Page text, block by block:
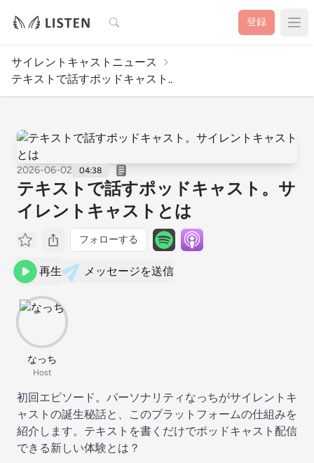
検索 登録
サイレントキャストニュース
テキストで話すポッドキャスト..
2026-06-02 04:38
テキストで話すポッドキャスト。サ
イレントキャストとは
フォローする
再生 メッセージを送信
なっち
Host
初回エピソード。パーソナリティなっちがサイレントキ
ャストの誕生秘話と、このプラットフォームの仕組みを
紹介します。テキストを書くだけでポッドキャスト配信
できる新しい体験とは？